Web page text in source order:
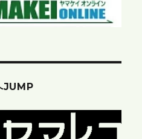
JUMP